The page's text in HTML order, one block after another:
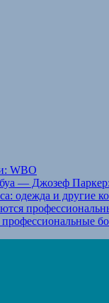
WBO
— Джозеф
одежда и другие